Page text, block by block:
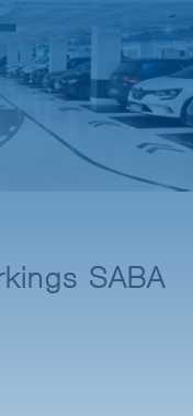
SABA